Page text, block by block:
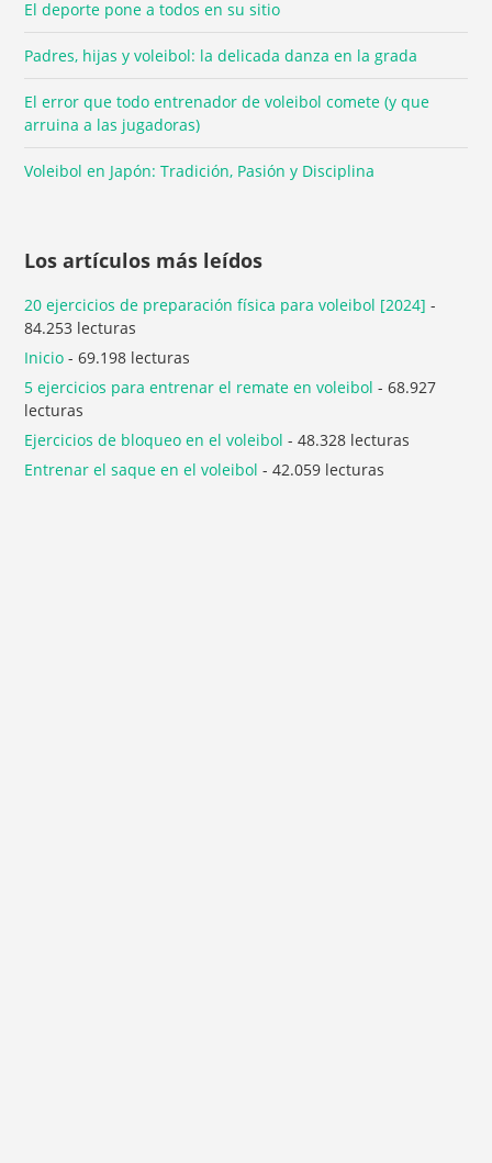
El deporte pone a todos en su sitio
Padres, hijas y voleibol: la delicada danza en la grada
El error que todo entrenador de voleibol comete (y que
arruina a las jugadoras)
Voleibol en Japón: Tradición, Pasión y Disciplina
Los artículos más leídos
20 ejercicios de preparación física para voleibol [2024] -
84.253 lecturas
Inicio - 69.198 lecturas
5 ejercicios para entrenar el remate en voleibol - 68.927
lecturas
Ejercicios de bloqueo en el voleibol - 48.328 lecturas
Entrenar el saque en el voleibol - 42.059 lecturas